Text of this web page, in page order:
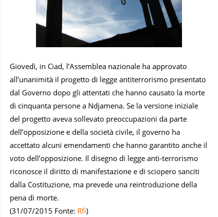
Giovedì, in Ciad, l’Assemblea nazionale ha approvato
all’unanimità il progetto di legge antiterrorismo presentato
dal Governo dopo gli attentati che hanno causato la morte
di cinquanta persone a Ndjamena. Se la versione iniziale
del progetto aveva sollevato preoccupazioni da parte
dell’opposizione e della società civile, il governo ha
accettato alcuni emendamenti che hanno garantito anche il
voto dell’opposizione. Il disegno di legge anti-terrorismo
riconosce il diritto di manifestazione e di sciopero sanciti
dalla Costituzione, ma prevede una reintroduzione della
pena di morte.
(31/07/2015 Fonte: Rfi)